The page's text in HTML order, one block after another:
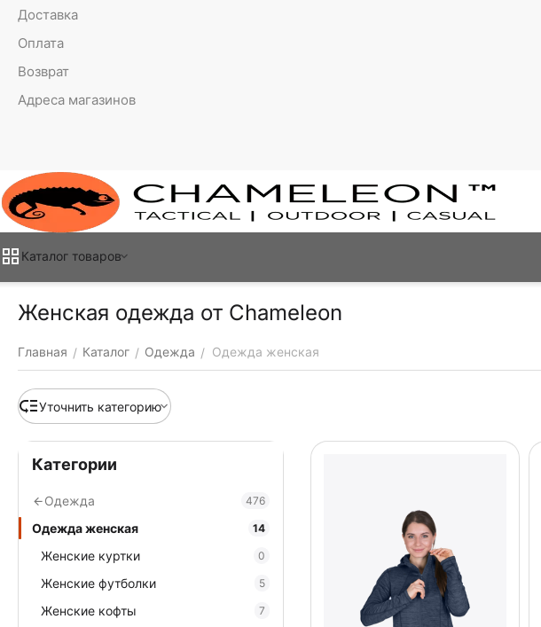
Доставка
Оплата
Возврат
Адреса магазинов
Каталог товаров
Женская одежда от Chameleon
Главная / Каталог / Одежда / Одежда женская
Уточнить категорию
Категории
Одежда 476
Одежда женская 14
Женские куртки 0
Женские футболки 5
Женские кофты 7